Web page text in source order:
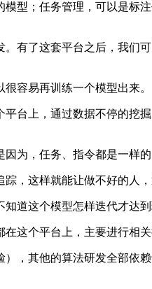
；任务管理，可以是标
了这套平台之后，我们
容易再训练一个模型出来。
上，通过数据不停的挖
，任务、指令都是一样的
这样就能让做不好的人，
这个模型怎样迭代才达到
个平台上，主要进行相关
其他的算法研发全部依